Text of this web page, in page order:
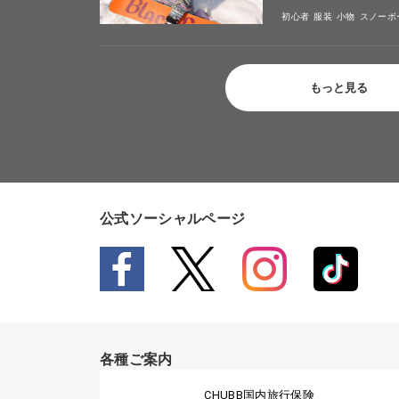
初心者 服装 小物 スノーボ
もっと見る
公式ソーシャルページ
各種ご案内
CHUBB国内旅行保険